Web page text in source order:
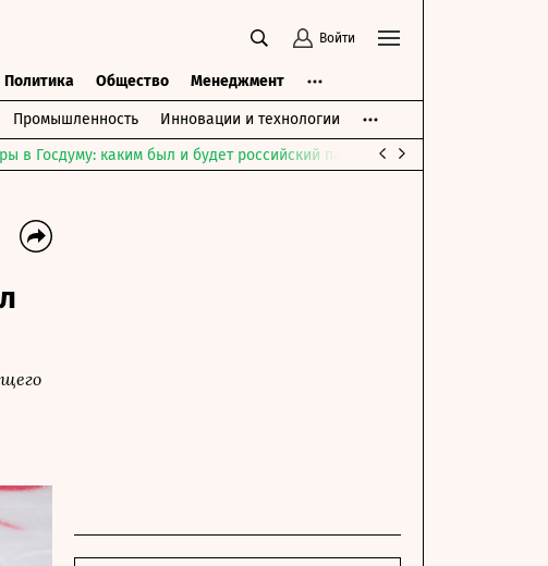
Войти
Политика Общество Менеджмент
Промышленность Инновации и технологии
в Госдуму: каким был и будет российский парламент